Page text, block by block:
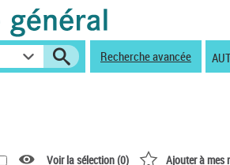
Recherche avancée
Voir la sélection (0) Ajouter à mes